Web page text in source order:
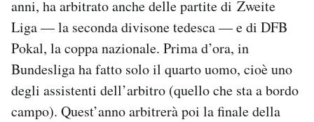
anni, ha arbitrato anche delle partite di Zweite
Liga — la seconda divisone tedesca — e di DFB
Pokal, la coppa nazionale. Prima d’ora, in
Bundesliga ha fatto solo il quarto uomo, cioè uno
degli assistenti dell’arbitro (quello che sta a bordo
campo). Quest’anno arbitrerà poi la finale della